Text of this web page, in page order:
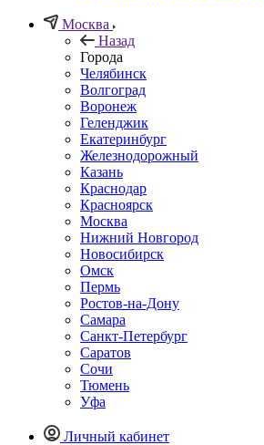
Москва
Назад
Города
Челябинск
Волгоград
Воронеж
Геленджик
Екатеринбург
Железнодорожный
Казань
Краснодар
Красноярск
Москва
Нижний Новгород
Новосибирск
Омск
Пермь
Ростов-на-Дону
Самара
Санкт-Петербург
Саратов
Сочи
Тюмень
Уфа
Личный кабинет